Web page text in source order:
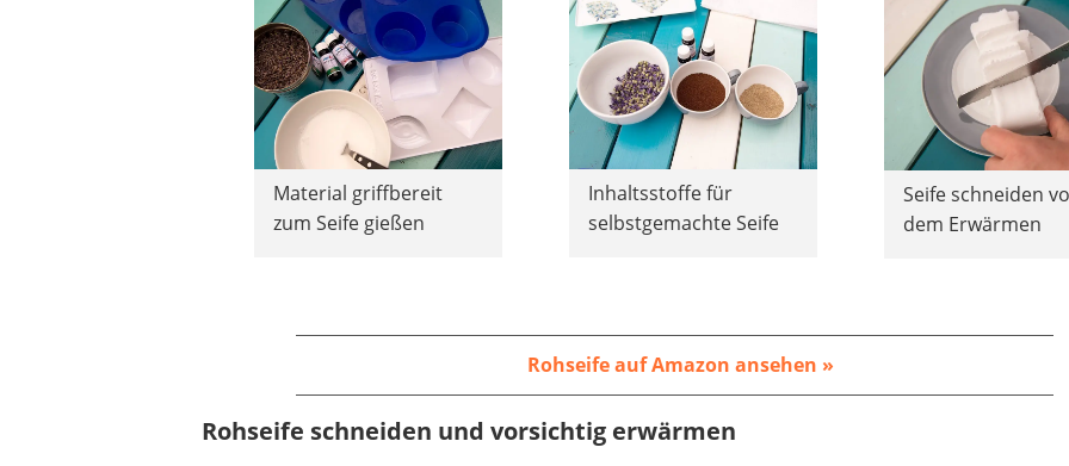
Material griffbereit
zum Seife gießen
Inhaltsstoffe für
selbstgemachte Seife
Seife schneiden
dem Erwärmen
Rohseife auf Amazon ansehen »
Rohseife schneiden und vorsichtig erwärmen